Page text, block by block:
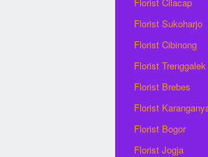
Florist Sukoharjo
Florist Cibinong
Florist Trenggalek
Florist Brebes
Florist
Florist Bogor
Florist Jogja